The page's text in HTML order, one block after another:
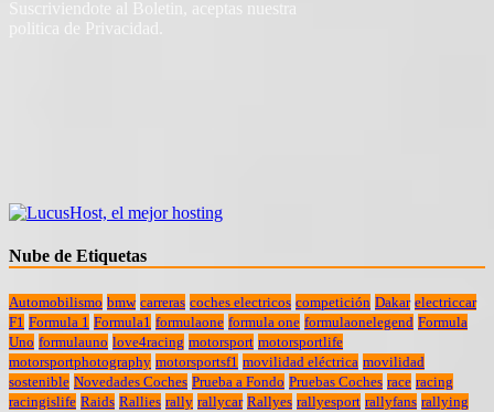
Suscriviendote al Boletin, aceptas nuestra
politica de Privacidad.
Nube de Etiquetas
Automobilismo bmw carreras coches electricos competición Dakar electriccar
F1 Formula 1 Formula1 formulaone formula one formulaonelegend Formula
Uno formulauno love4racing motorsport motorsportlife
motorsportphotography motorsportsf1 movilidad eléctrica movilidad
sostenible Novedades Coches Prueba a Fondo Pruebas Coches race racing
racingislife Raids Rallies rally rallycar Rallyes rallyesport rallyfans rallying